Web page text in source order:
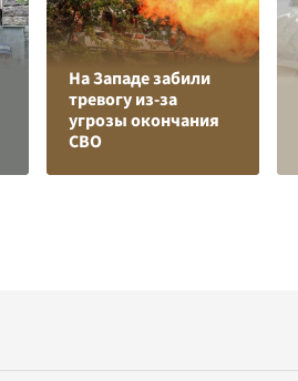
На Западе забили
тревогу из-за
угрозы окончания
СВО